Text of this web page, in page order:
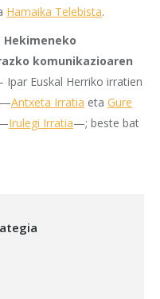
Hamaika Telebista.
komunikazioaren
Ipar Euskal Herriko irratien
—Antxeta Irratia eta Gure
Irulegi Irratia—; beste bat